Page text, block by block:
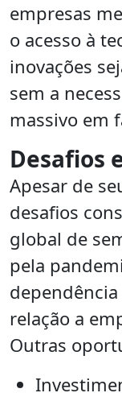
empresas
o acesso à
inovações
sem a
massivo em
Desafios
Apesar de
desafios
global de
pela
relação a
Outras